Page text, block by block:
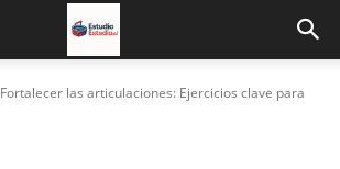
Fortalecer las articulaciones: Ejercicios clave para